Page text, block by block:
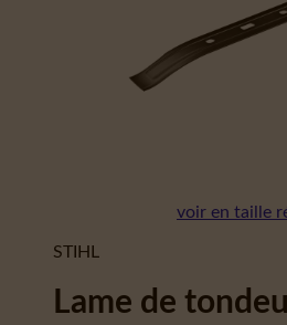
voir en taille
STIHL
Lame de